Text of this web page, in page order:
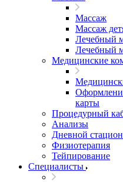
Массаж
Массаж
Лечебный
Лечебный
Медицинские
карты
Процедурный
Анализы
Дневной
Физиотерапия
Тейпирование
Специалисты